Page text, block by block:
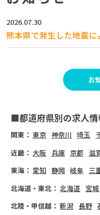
2026.07.30
熊本県で発生した地震
お
■都道府県別の求人
関東： 東京 神奈川 埼玉
近畿： 大阪 兵庫 京都 滋
東海： 愛知 静岡 岐阜
三
北海道・東北： 北海道 宮城
北陸・甲信越： 新潟 長野